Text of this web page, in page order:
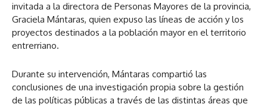
invitada a la directora de Personas Mayores de la provincia,
Graciela Mántaras, quien expuso las líneas de acción y los
proyectos destinados a la población mayor en el territorio
entrerriano.
Durante su intervención, Mántaras compartió las
conclusiones de una investigación propia sobre la gestión
de las políticas públicas a través de las distintas áreas que